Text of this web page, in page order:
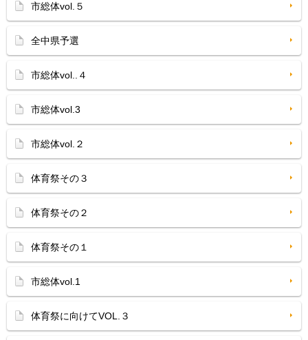
市総体vol.５
全中県予選
市総体vol..４
市総体vol.3
市総体vol.２
体育祭その３
体育祭その２
体育祭その１
市総体vol.1
体育祭に向けてVOL.３